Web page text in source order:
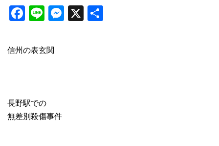
Facebook
LineMessenger
X
信州の表玄関
長野駅での
無差別殺傷事件